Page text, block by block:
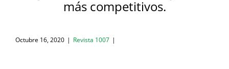
más competitivos.
Octubre 16, 2020 | Revista 1007 |